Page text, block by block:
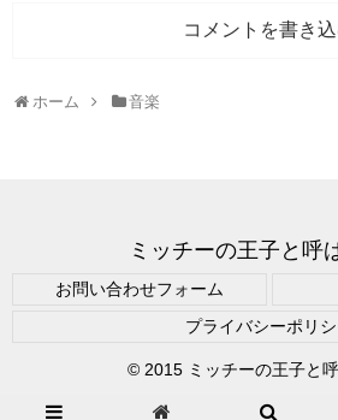
コメントを書き
ホーム 音楽
ミッチーの王子と呼
お問い合わせフォーム
プライバシーポリ
© 2015 ミッチーの王子と